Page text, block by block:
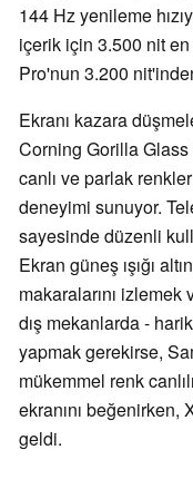
144 Hz yenileme
içerik için 3.500 nit
Pro'nun 3.200
Ekranı kazara
Corning Gorilla Glass
canlı ve parlak
deneyimi sunuyor.
sayesinde düzenli
Ekran güneş ışığı
makaralarını
dış mekanlarda -
yapmak gerekirse,
mükemmel renk
ekranını beğenirken,
geldi.